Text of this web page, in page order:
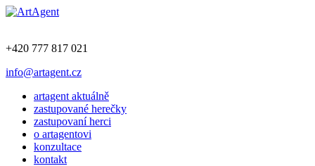
+420 777 817 021
info@artagent.cz
artagent aktuálně
zastupované herečky
zastupovaní herci
o artagentovi
konzultace
kontakt